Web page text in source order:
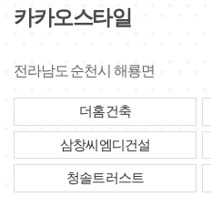
하
카카오스타일
전라남도 순천시 해룡면
더홈건축
삼창씨엠디건설
청솔트러스트